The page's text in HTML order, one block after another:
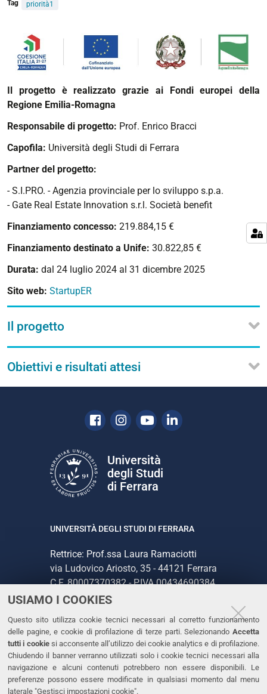
USIAMO I COOKIES
Questo sito utilizza cookie tecnici necessari al corretto funzionamento
delle pagine, e cookie di profilazione di terze parti. Selezionando Accetta
tutti i cookiesi acconsente all’utilizzo dei cookie analytics e di profilazione.
Chiudendo il banner verranno utilizzati solo i cookie tecnici necessari alla
navigazione e alcuni contenuti potrebbero non essere disponibili. Le
preferenze possono essere modificate in qualsiasi momento dal menu
laterale "Gestisci impostazioni cookie".
Tag priorità1
Il progetto è realizzato grazie ai Fondi europei della
Regione Emilia-Romagna
Responsabile di progetto: Prof. Enrico Bracci
Capofila: Università degli Studi di Ferrara
Partner del progetto:
- S.I.PRO. - Agenzia provinciale per lo sviluppo s.p.a.
- Gate Real Estate Innovation s.r.l. Società benefit
Finanziamento concesso: 219.884,15 €
Finanziamento destinato a Unife: 30.822,85 €
Durata: dal 24 luglio 2024 al 31 dicembre 2025
Sito web: StartupER
Il progetto
Obiettivi e risultati attesi
Facebook
Instagram
YoutubeLinkedin
Università
degli Studi
di Ferrara
UNIVERSITÀ DEGLI STUDI DI FERRARA
Rettrice: Prof.ssa Laura Ramaciotti
via Ludovico Ariosto, 35 - 44121 Ferrara
C.F. 80007370382 - P.IVA 00434690384
CONTATTI
Tel. +39 0532 293111
Fax. +39 0532 293031
PEC